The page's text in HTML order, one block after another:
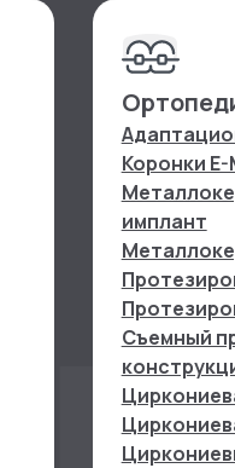
Коронки E-
имплант
Съемный